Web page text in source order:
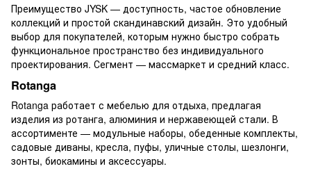
Преимущество JYSK — доступность, частое обновление
коллекций и простой скандинавский дизайн. Это удобный
выбор для покупателей, которым нужно быстро собрать
функциональное пространство без индивидуального
проектирования. Сегмент — массмаркет и средний класс.
Rotanga
Rotanga работает с мебелью для отдыха, предлагая
изделия из ротанга, алюминия и нержавеющей стали. В
ассортименте — модульные наборы, обеденные комплекты,
садовые диваны, кресла, пуфы, уличные столы, шезлонги,
зонты, биокамины и аксессуары.